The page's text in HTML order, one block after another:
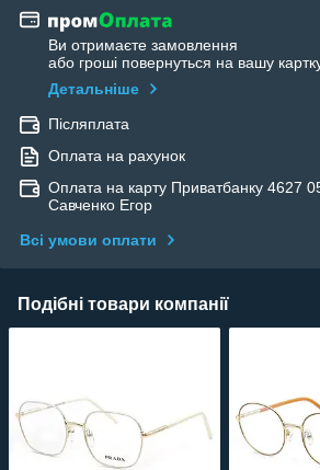
Ви отримаєте замовлення
або гроші повернуться на вашу
Детальніше
Післяплата
Оплата на рахунок
Оплата на карту Приватбанку 4627
Савченко Егор
Всі умови оплати
Подібні товари компанії